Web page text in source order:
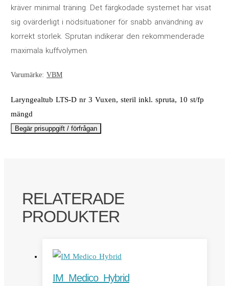
kräver minimal träning. Det färgkodade systemet har visat
sig ovärderligt i nödsituationer för snabb användning av
korrekt storlek. Sprutan indikerar den rekommenderade
maximala kuffvolymen.
Varumärke: VBM
Laryngealtub LTS-D nr 3 Vuxen, steril inkl. spruta, 10 st/fp
mängd
Begär prisuppgift / förfrågan
RELATERADE
PRODUKTER
IM Medico Hybrid